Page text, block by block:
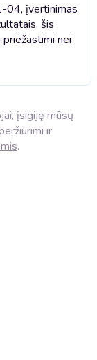
04, įvertinimas
šis
nei
įsigiję mūsų
ir
.